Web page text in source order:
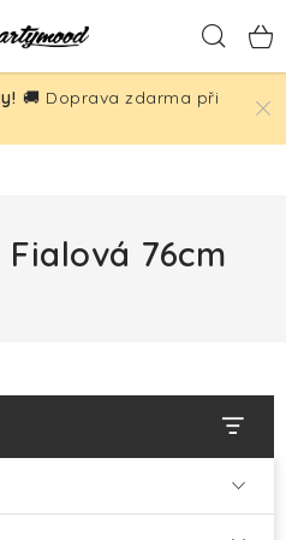
🚚 Doprava zdarma při
76cm